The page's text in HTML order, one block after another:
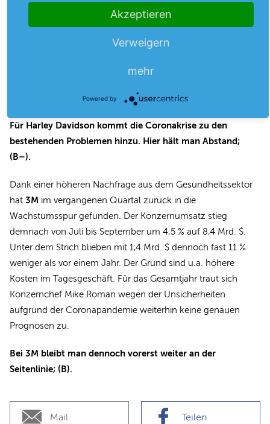
Vierteljahr zwar weiter unter der Coronapandemie, doch
Kostensenkungen und niedrigere Steuern sorgten für eine
Handelsstreitigkeiten und sinkenden Absätzen jedoch
weiterhin schwierig. Daher verwundert es wenig, dass der
Für Harley Davidson kommt die Coronakrise zu den
bestehenden Problemen hinzu. Hier hält man Abstand;
(B–).
Dank einer höheren Nachfrage aus dem Gesundheitssektor
hat 3M im vergangenen Quartal zurück in die
Wachstumsspur gefunden. Der Konzernumsatz stieg
demnach von Juli bis September um 4,5 % auf 8,4 Mrd. $.
Unter dem Strich blieben mit 1,4 Mrd. $ dennoch fast 11 %
weniger als vor einem Jahr. Der Grund sind u.a. höhere
Kosten im Tagesgeschäft. Für das Gesamtjahr traut sich
Konzernchef Mike Roman wegen der Unsicherheiten
aufgrund der Coronapandemie weiterhin keine genauen
Prognosen zu.
Bei 3M bleibt man dennoch vorerst weiter an der
Seitenlinie; (B).
Mail Teilen
Akzeptieren
Verweigern
mehr
Powered by